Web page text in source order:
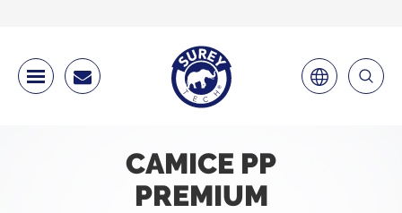
CAMICE PP
PREMIUM